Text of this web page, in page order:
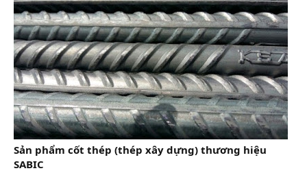
Sản phẩm cốt thép (thép xây dựng) thương hiệu
SABIC